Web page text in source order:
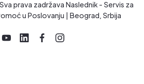
prava zadržava Naslednik - Servis za
u Poslovanju | Beograd, Srbija